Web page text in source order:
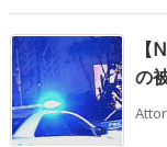
の